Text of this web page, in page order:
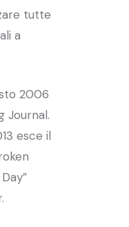
tutte
a
2006
Journal.
esce il